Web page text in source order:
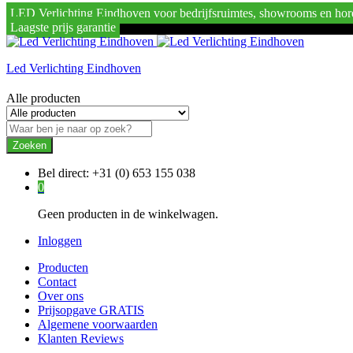
LED Verlichting Eindhoven voor bedrijfsruimtes, showrooms en
Laagste prijs garantie
Led Verlichting Eindhoven
Alle producten
Zoeken
Bel direct: +31 (0) 653 155 038
0
Geen producten in de winkelwagen.
Inloggen
Producten
Contact
Over ons
Prijsopgave GRATIS
Algemene voorwaarden
Klanten Reviews